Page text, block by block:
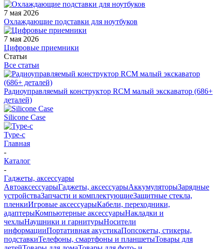
7 мая 2026
Охлаждающие подставки для ноутбуков
7 мая 2026
Цифровые приемники
Статьи
Все статьи
Радиоуправляемый конструктор RCM малый экскаватор (686+
деталей)
Silicone Case
Type-c
Главная
-
Каталог
-
Гаджеты, аксессуары
АвтоаксессуарыГаджеты, аксессуарыАккумуляторыЗарядные
устройстваЗапчасти и комплектующиеЗащитные стекла,
пленкиИгровые аксессуарыКабели, переходники,
адаптерыКомпьютерные аксессуарыНакладки и
чехлыНаушники и гарнитурыНосители
информацииПортативная акустикаПопсокеты, стикеры,
подставкиТелефоны, смартфоны и планшетыТовары для